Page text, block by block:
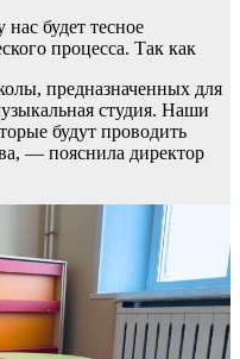
будет тесное
процесса. Так как
предназначенных для
студия. Наши
будут проводить
— пояснила директор